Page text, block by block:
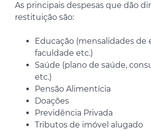
As principais despesas que dão
restituição são:
Educação (mensalidades de
faculdade etc.)
Saúde (plano de saúde,
etc.)
Pensão Alimentícia
Doações
Previdência Privada
Tributos de imóvel alugado